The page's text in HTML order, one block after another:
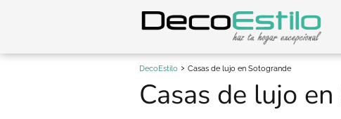
DecoEstilo Casas de lujo en Sotogrande
Casas de lujo